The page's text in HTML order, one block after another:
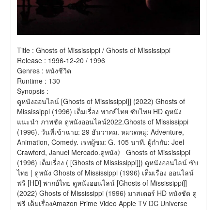
Title : Ghosts of Mississippi / Ghosts of Mississippi
Release : 1996-12-20 / 1996
Genres : หนังชีวิต
Runtime : 130
Synopsis :
ดูหนังออนไลน์ [Ghosts of Mississippi]] (2022) Ghosts of
Mississippi (1996) เต็มเรื่อง พากย์ไทย ซับไทย HD ดูหนัง
แนะนำ ภาพชัด ดูหนังออนไลน์2022.Ghosts of Mississippi
(1996). วันที่เข้าฉาย: 29 ธันวาคม. หมวดหมู่: Adventure,
Animation, Comedy. เรทผู้ชม: G. 105 นาที. ผู้กำกับ: Joel
Crawford, Januel Mercado.ดูหนัง》 Ghosts of Mississippi
(1996) เต็มเรื่อง ( [Ghosts of Mississippi]]) ดูหนังออนไลน์ ซับ
ไทย | ดูหนัง Ghosts of Mississippi (1996) เต็มเรื่อง ออนไลน์
ฟรี [HD] พากย์ไทย ดูหนังออนไลน์ [Ghosts of Mississippi]]
(2022) Ghosts of Mississippi (1996) มาสเตอร์ HD หนังชัด ดู
ฟรี เต็มเรื่องAmazon Prime Video Apple TV DC Universe